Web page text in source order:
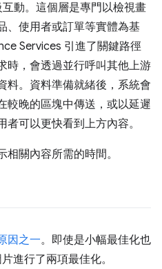
動。這個層是專門以檢視畫
、使用者或訂單等實體為基
Services 引進了關鍵路徑
時，會透過並行呼叫其他上游
料。資料準備就緒後，系統會
較晚的區塊中傳送，或以延遲
可以更快看到上方內容。
關內容所需的時間。
因之一。即使是小幅最佳化也
進行了兩項最佳化。